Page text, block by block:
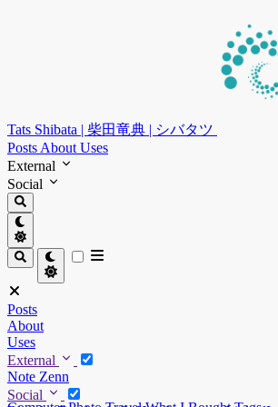
Tats Shibata | 柴田竜典 | シバタツ
Posts About Uses
External
Social
Posts
About
Uses
External
Note Zenn
Social